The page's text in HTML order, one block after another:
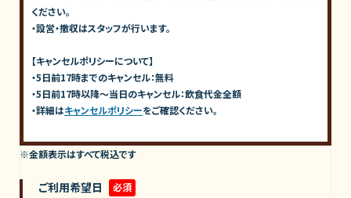
ください。
・設営・撤収はスタッフが行います。
【キャンセルポリシーについて】
・5日前17時までのキャンセル：無料
・5日前17時以降〜当日のキャンセル：飲食代金全額
・詳細はキャンセルポリシーをご確認ください。
※金額表示はすべて税込です
ご利用希望日 必須